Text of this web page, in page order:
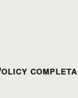
completa